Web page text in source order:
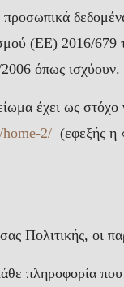
προσωπικά
(ΕΕ) 2016/
όπως ισχύουν.
έχει ως στόχο
2/ (εφεξής η
Πολιτικής, οι
πληροφορία